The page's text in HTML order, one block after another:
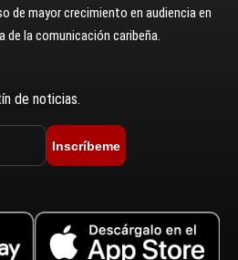
de mayor crecimiento en audiencia en
de la comunicación caribeña.
de noticias.
Inscríbeme